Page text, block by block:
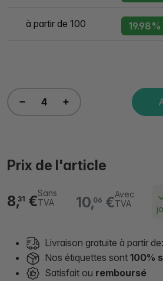
à partir de 100 19.98%
Prix de l'article
10,06 €Avec
TVA
8,31 €Sans
TVA
Livraison gratuite à partir
Nos étiquettes sont 100%
Satisfait ou remboursé